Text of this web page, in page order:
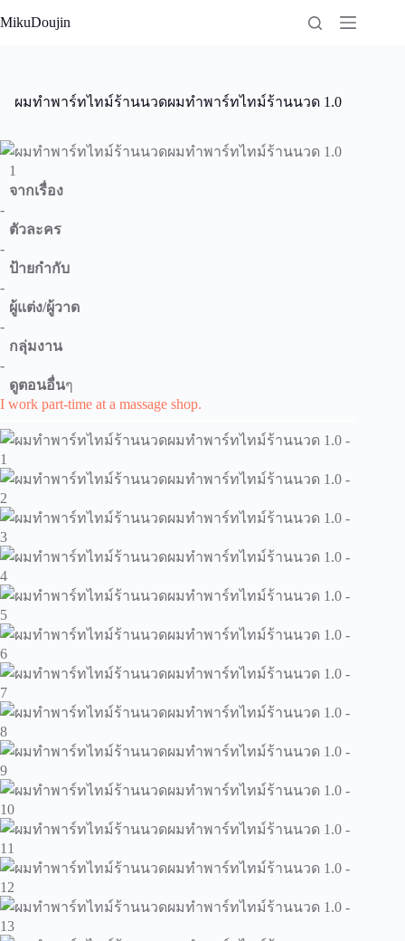
to
MikuDoujin
ผมทำพาร์ทไทม์ร้านนวดผมทำพาร์ทไทม์ร้านนวด 1.0
1
จากเรื่อง
-
ตัวละคร
-
ป้ายกำกับ
-
ผู้แต่ง/ผู้วาด
-
กลุ่มงาน
-
ดูตอนอื่นๆ
I work part-time at a massage shop.